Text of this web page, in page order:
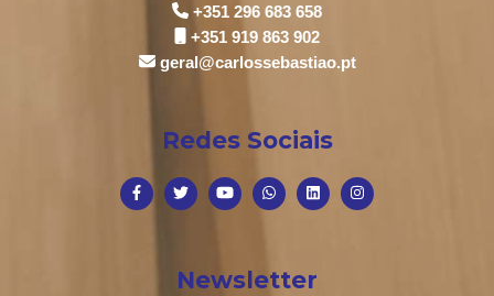
+351 296 683 658
+351 919 863 902
geral@carlossebastiao.pt
Redes Sociais
Newsletter